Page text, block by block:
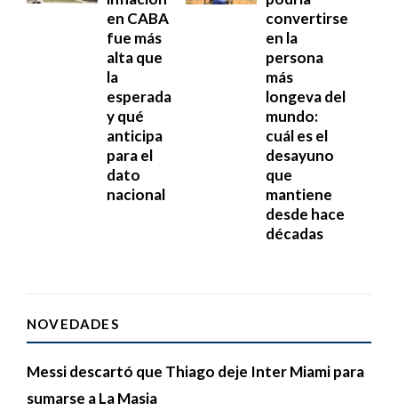
en CABA
fue más
alta que
la
esperada
y qué
anticipa
para el
dato
nacional
convertirse
en la
persona
más
longeva del
mundo:
cuál es el
desayuno
que
mantiene
desde hace
décadas
NOVEDADES
Messi descartó que Thiago deje Inter Miami para
sumarse a La Masia